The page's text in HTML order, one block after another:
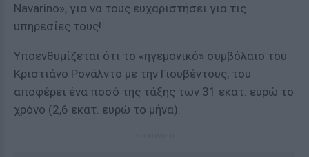
Navarino», για να τους ευχαριστήσει για τις
υπηρεσίες τους!
Υποενθυμίζεται ότι τo «ηγεμονικό» συμβόλαιο του
Κριστιάνο Ρονάλντο με την Γιουβέντους, του
αποφέρει ένα ποσό της τάξης των 31 εκατ. ευρώ το
χρόνο (2,6 εκατ. ευρώ το μήνα).